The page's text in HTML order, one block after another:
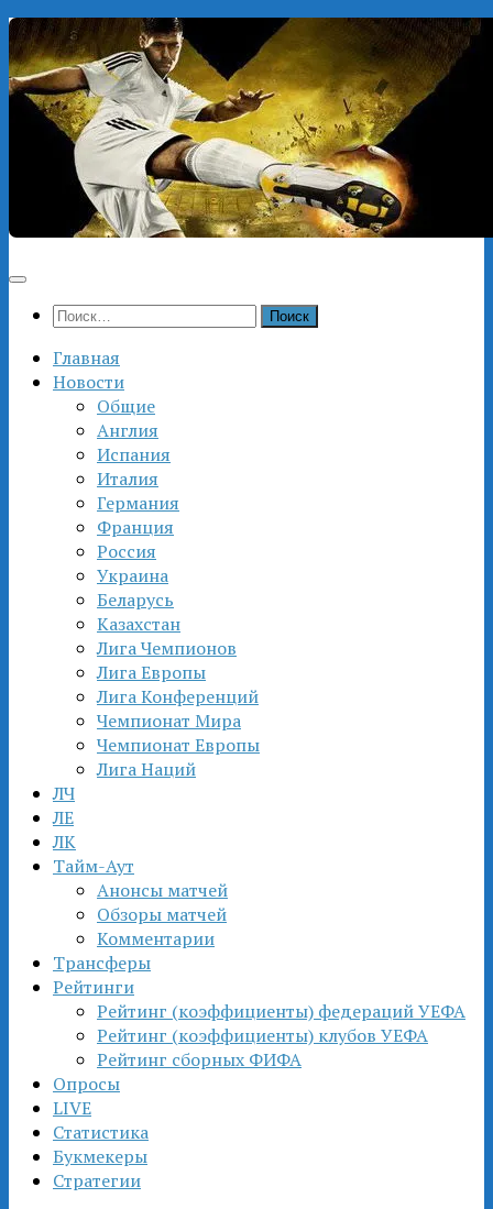
Перейти
к
содержимому
Найти:
Главная
Новости
Общие
Англия
Испания
Италия
Германия
Франция
Россия
Украина
Беларусь
Казахстан
Лига Чемпионов
Лига Европы
Лига Конференций
Чемпионат Мира
Чемпионат Европы
Лига Наций
ЛЧ
ЛЕ
ЛК
Тайм-Аут
Анонсы матчей
Обзоры матчей
Комментарии
Трансферы
Рейтинги
Рейтинг (коэффициенты) федераций УЕФА
Рейтинг (коэффициенты) клубов УЕФА
Рейтинг сборных ФИФА
Опросы
LIVE
Статистика
Букмекеры
Стратегии